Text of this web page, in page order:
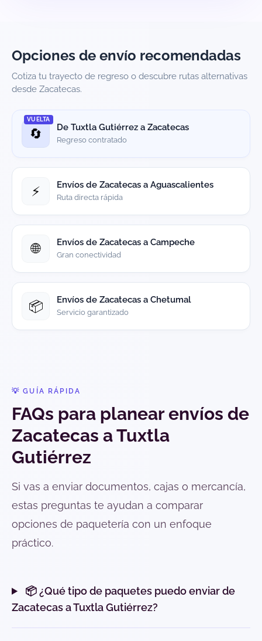
Opciones de envío recomendadas
Cotiza tu trayecto de regreso o descubre rutas alternativas
desde Zacatecas.
🔄
VUELTA
De Tuxtla Gutiérrez a Zacatecas
Regreso contratado
⚡ Envíos de Zacatecas a Aguascalientes
Ruta directa rápida
🌐 Envíos de Zacatecas a Campeche
Gran conectividad
📦 Envíos de Zacatecas a Chetumal
Servicio garantizado
💡 GUÍA RÁPIDA
FAQs para planear envíos de
Zacatecas a Tuxtla
Gutiérrez
Si vas a enviar documentos, cajas o mercancía,
estas preguntas te ayudan a comparar
opciones de paquetería con un enfoque
práctico.
📦 ¿Qué tipo de paquetes puedo enviar de
Zacatecas a Tuxtla Gutiérrez?